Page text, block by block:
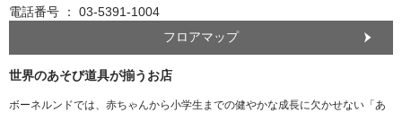
電話番号 ： 03-5391-1004
フロアマップ
世界のあそび道具が揃うお店
ボーネルンドでは、赤ちゃんから小学生までの健やかな成長に欠かせない「あ